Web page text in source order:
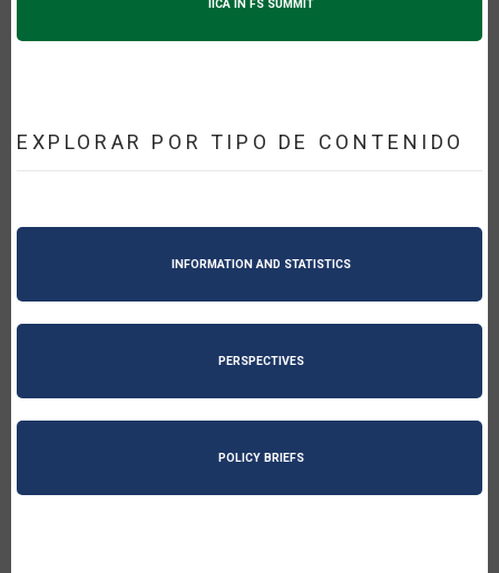
IICA IN FS SUMMIT
EXPLORAR POR TIPO DE CONTENIDO
INFORMATION AND STATISTICS
PERSPECTIVES
POLICY BRIEFS